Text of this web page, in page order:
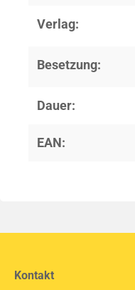
Verlag:
Besetzung:
Dauer:
EAN:
Kontakt